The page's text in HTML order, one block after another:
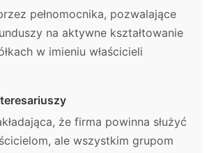
pełnomocnika, pozwalające
na aktywne kształtowanie
w imieniu właścicieli
że firma powinna służyć
ale wszystkim grupom